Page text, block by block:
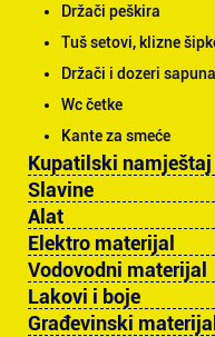
Držači peškira
Tuš setovi, klizne
Držači i dozeri sapuna
Wc četke
Kante za smeće
Kupatilski namještaj
Slavine
Alat
Elektro materijal
Vodovodni materijal
Lakovi i boje
Građevinski materijal